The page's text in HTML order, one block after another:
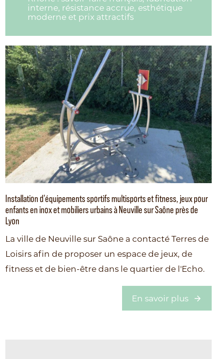
interne, résistance accrue, esthétique
moderne et prix attractifs
Installation d'équipements sportifs multisports et fitness, jeux pour
enfants en inox et mobiliers urbains à Neuville sur Saône près de
Lyon
La ville de Neuville sur Saône a contacté Terres de
Loisirs afin de proposer un espace de jeux, de
fitness et de bien-être dans le quartier de l'Echo.
En savoir plus